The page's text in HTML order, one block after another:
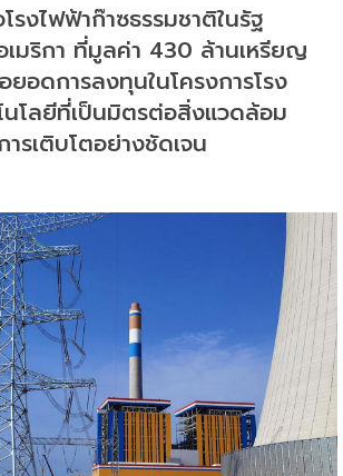
รงไฟฟ้าก๊าซธรรมชาติในรัฐ
เมริกา ที่มูลค่า 430 ล้านเหรียญ
อดการลงทุนในโครงการโรง
นโลยีที่เป็นมิตรต่อสิ่งแวดล้อม
รเติบโตอย่างชัดเจน